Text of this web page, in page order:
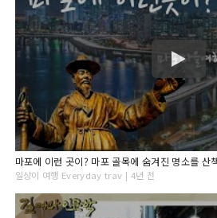
일상이 여행 Everyday trav | 4년 전